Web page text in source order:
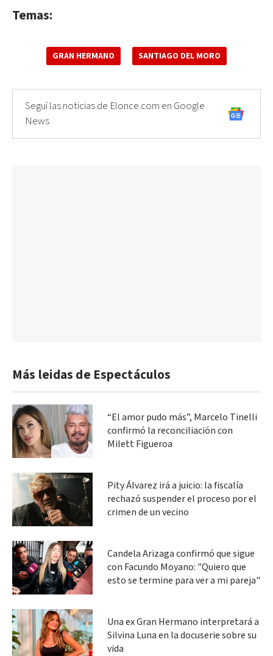
Temas:
GRAN HERMANO SANTIAGO DEL MORO
Seguí las noticias de Elonce.com en Google
News
Más leidas de Espectáculos
“El amor pudo más”, Marcelo Tinelli
confirmó la reconciliación con
Milett Figueroa
Pity Álvarez irá a juicio: la fiscalía
rechazó suspender el proceso por el
crimen de un vecino
Candela Arizaga confirmó que sigue
con Facundo Moyano: "Quiero que
esto se termine para ver a mi pareja"
Una ex Gran Hermano interpretará a
Silvina Luna en la docuserie sobre su
vida